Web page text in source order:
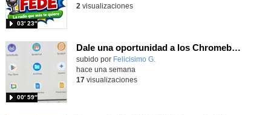
03′ 23″
2 visualizaciones
Dale una oportunidad a los Chromebooks y utiliza un proyector para realizar talleres si no tienes pantallas táctiles
Contenido educativo.
subido por Felicisimo G.
00′ 59″
hace una semana
17visualizaciones